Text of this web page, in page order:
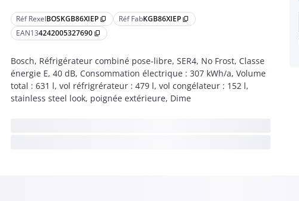
Réf RexelBOSKGB86XIEP content_copy Réf FabKGB86XIEP content_copy
EAN134242005327690 content_copy
Bosch, Réfrigérateur combiné pose-libre, SER4, No Frost, Classe
énergie E, 40 dB, Consommation électrique : 307 kWh/a, Volume
total : 631 l, vol réfrigrérateur : 479 l, vol congélateur : 152 l,
stainless steel look, poignée extérieure, Dime